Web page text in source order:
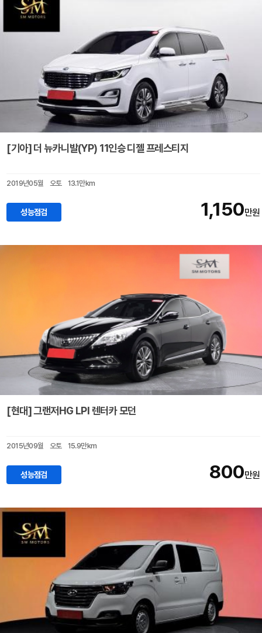
[기아] 더 뉴카니발(YP) 11인승 디젤 프레스티지
2019년05월 오토 13.1만km
성능점검 1,150만원
[현대] 그랜저HG LPI 렌터카 모던
2015년09월 오토 15.9만km
성능점검 800만원